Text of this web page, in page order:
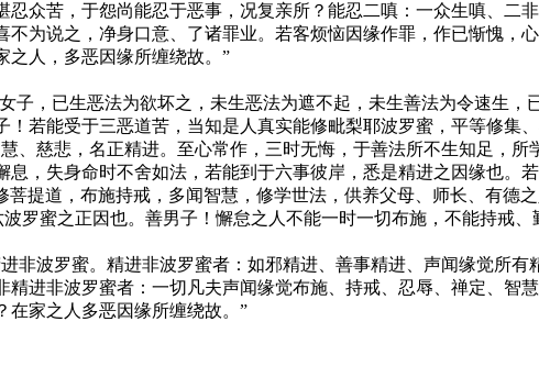
众苦，于怨尚能忍于恶事，况复亲所？能忍二嗔：一众生嗔、二
为说之，净身口意、了诸罪业。若客烦恼因缘作罪，作已惭愧，
之人，多恶因缘所缠绕故。”
子，已生恶法为欲坏之，未生恶法为遮不起，未生善法为令速生，
若能受于三恶道苦，当知是人真实能修毗梨耶波罗蜜，平等修集
、慈悲，名正精进。至心常作，三时无悔，于善法所不生知足，
，失身命时不舍如法，若能到于六事彼岸，悉是精进之因缘也。
提道，布施持戒，多闻智慧，修学世法，供养父母、师长、有德
罗蜜之正因也。善男子！懈怠之人不能一时一切布施，不能持戒
非波罗蜜。精进非波罗蜜者：如邪精进、善事精进、声闻缘觉所有
进非波罗蜜者：一切凡夫声闻缘觉布施、持戒、忍辱、禅定、智
在家之人多恶因缘所缠绕故。”